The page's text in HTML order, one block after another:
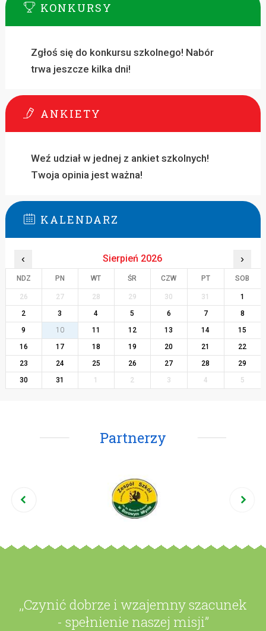
KONKURSY
Zgłoś się do konkursu szkolnego! Nabór
trwa jeszcze kilka dni!
ANKIETY
Weź udział w jednej z ankiet szkolnych!
Twoja opinia jest ważna!
KALENDARZ
‹ Sierpień 2026 ›
NDZ PN WT ŚR CZW PT SOB
26 27 28 29 30 31
1
2
3 4 5 6 7
8
9
10 11 12 13 14
15
16
17 18 19 20 21
22
23
24 25 26 27 28
29
30
31 1 2 3 4 5
Partnerzy
,,Czynić dobrze i wzajemny szacunek
- spełnienie naszej misji”